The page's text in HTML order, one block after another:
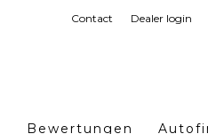
Contact Dealer login
Bewertungen